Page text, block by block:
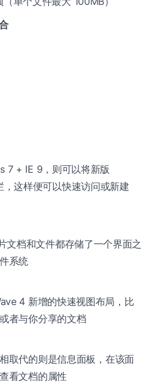
7 + IE 9，则可以将新版
这样便可以快速访问或新建
文档和文件都存储了一个界面之
系统
4 新增的快速视图布局，比
者与你分享的文档
取代的则是信息面板，在该面
看文档的属性